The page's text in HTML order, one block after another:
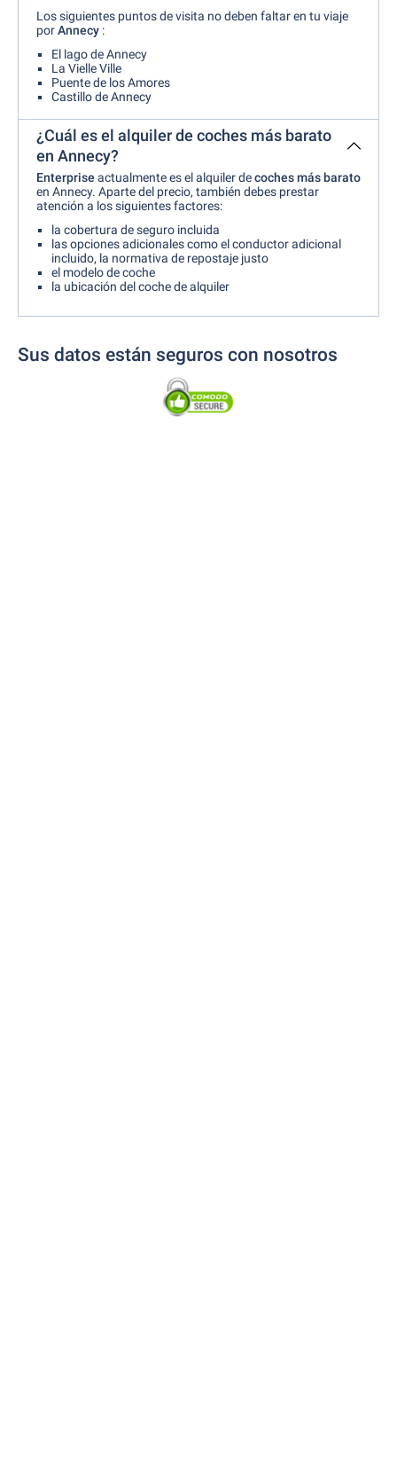
Los siguientes puntos de visita no deben faltar en tu viaje
porAnnecy :
El lago de Annecy
La Vielle Ville
Puente de los Amores
Castillo de Annecy
¿Cuál es el alquiler de coches más barato
en Annecy?
Enterprise actualmente es el alquiler decoches más barato
en Annecy. Aparte del precio, también debes prestar
atención a los siguientes factores:
la cobertura de seguro incluida
las opciones adicionales como el conductor adicional
incluido, la normativa de repostaje justo
el modelo de coche
la ubicación del coche de alquiler
Sus datos están seguros con nosotros